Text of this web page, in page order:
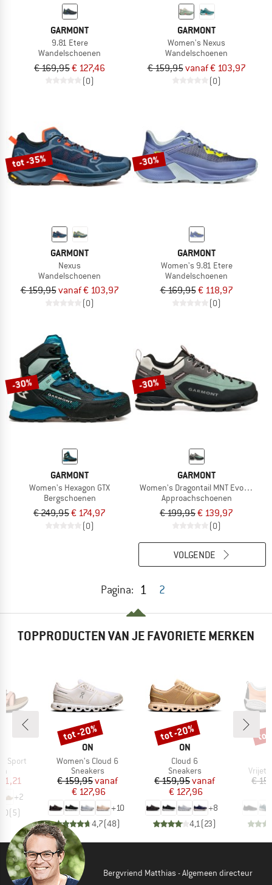
GARMONT
9.81 Etere
Wandelschoenen
€ 169,95€ 127,46
(0)
GARMONT
Women's Nexus
Wandelschoenen
€ 159,95vanaf € 103,97
(0)
tot -35%
GARMONT
Nexus
Wandelschoenen
€ 159,95vanaf € 103,97
(0)
-30%
GARMONT
Women's 9.81 Etere
Wandelschoenen
€ 169,95€ 118,97
(0)
-30%
GARMONT
Women's Hexagon GTX
Bergschoenen
€ 249,95€ 174,97
(0)
-30%
GARMONT
Women's Dragontail MNT Evo GTX
Approachschoenen
€ 199,95€ 139,97
(0)
Pagina: 1 2
VOLGENDE
TOPPRODUCTEN VAN JE FAVORIETE MERKEN
Sport
prijs
+2
( 5)
MERK
ON
Artikel
Women's Cloud 6
Productgroep
Sneakers
Prijs
€ 159,95Verlaagde prijs
vanaf
€ 127,96
+10
4,7(48)
Korting
tot -20%
MERK
ON
Artikel
Cloud 6
Productgroep
Sneakers
Prijs
€ 159,95Verlaagde prijs
vanaf
€ 127,96
+8
4,1(23)
Korting
tot -20%
€
tot
Bergvriend Matthias - Algemeen directeur